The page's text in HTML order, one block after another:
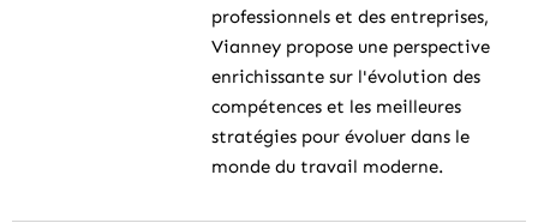
professionnels et des entreprises,
Vianney propose une perspective
enrichissante sur l'évolution des
compétences et les meilleures
stratégies pour évoluer dans le
monde du travail moderne.